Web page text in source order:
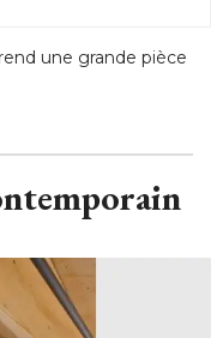
une grande pièce